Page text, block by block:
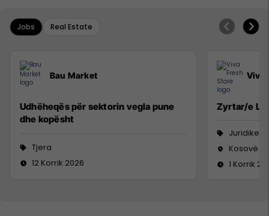
Jobs Real Estate
Bau Market
Udhëheqës për sektorin vegla pune
dhe kopësht
Tjera
12 Korrik 2026
Viva
Zyrtar/e
Juridike
Kosovë
1 Korrik